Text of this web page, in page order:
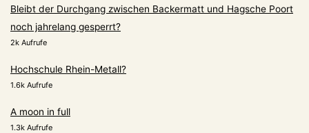
Bleibt der Durchgang zwischen Backermatt und Hagsche Poort
noch jahrelang gesperrt?
2k Aufrufe
Hochschule Rhein-Metall?
1.6k Aufrufe
A moon in full
1.3k Aufrufe